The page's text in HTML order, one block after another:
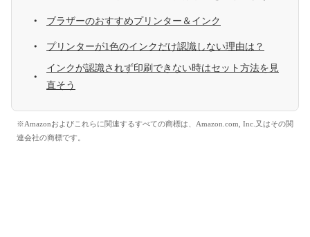
ブラザーのおすすめプリンター＆インク
プリンターが1色のインクだけ認識しない理由は？
インクが認識されず印刷できない時はセット方法を見
直そう
※Amazonおよびこれらに関連するすべての商標は、Amazon.com, Inc.又はその関
連会社の商標です。